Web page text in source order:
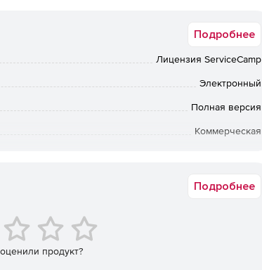
систем поддержки.
компьютерах.
Подробнее
Лицензия ServiceCamp
Электронный
Полная версия
Коммерческая
Подробнее
продукт?